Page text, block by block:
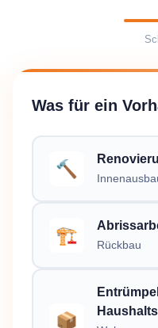
Was für ein
🔨
🏗️
Rückbau
📦